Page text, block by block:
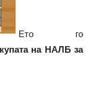
Ето го
на НАЛБ за